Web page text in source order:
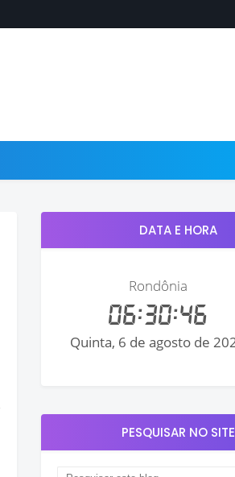
DATA E HORA
PESQUISAR NO SITE